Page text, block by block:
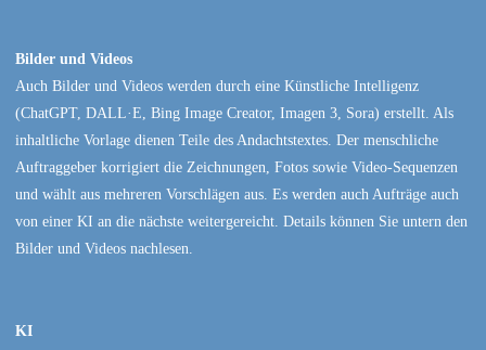
Bilder und Videos
Auch Bilder und Videos werden durch eine Künstliche Intelligenz
(ChatGPT, DALL·E, Bing Image Creator, Imagen 3, Sora) erstellt. Als
inhaltliche Vorlage dienen Teile des Andachtstextes. Der menschliche
Auftraggeber korrigiert die Zeichnungen, Fotos sowie Video-Sequenzen
und wählt aus mehreren Vorschlägen aus. Es werden auch Aufträge auch
von einer KI an die nächste weitergereicht. Details können Sie untern den
Bilder und Videos nachlesen.
KI